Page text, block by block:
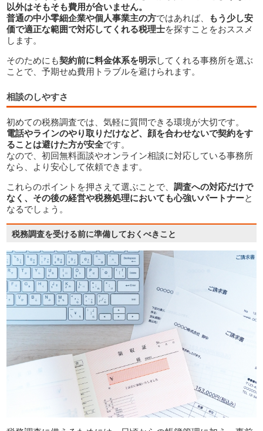
以外はそもそも費用が合いません。
普通の中小零細企業や個人事業主の方ではあれば、
もう少し安
価で適正な範囲で対応してくれる税理士を探すことをおススメ
します。
そのためにも契約前に料金体系を明示してくれる事務所を選ぶ
ことで、予期せぬ費用トラブルを避けられます。
相談のしやすさ
初めての税務調査では、気軽に質問できる環境が大切です。
電話やラインのやり取りだけなど、顔を合わせないで契約をす
ることは避けた方が安全です。
なので、初回無料面談やオンライン相談に対応している事務所
なら、より安心して依頼できます。
これらのポイントを押さえて選ぶことで、調査への対応だけで
なく、その後の経営や税務処理においても心強いパートナーと
なるでしょう。